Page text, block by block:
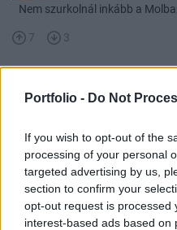
Portfolio - Do Not
If you wish to opt-out of the
processing of your personal
targeted advertising by us,
section to confirm your
opt-out request is processed
interest-based ads based on
Nem szurkolnál inkább a
7 3
Előzmény:#1217511
Jelzed előre, ha a fordulós
Köszi!
A márciusra adott jelzésed
Nem, nem an,agi
bélyegét mindenre.. sajnos.